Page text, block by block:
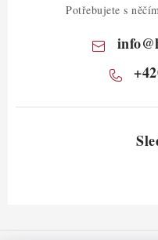
Potřebujete s
info@